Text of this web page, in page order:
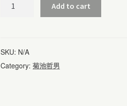
か
ら
Add to cart
SKU: N/A
Category:菊池哲男